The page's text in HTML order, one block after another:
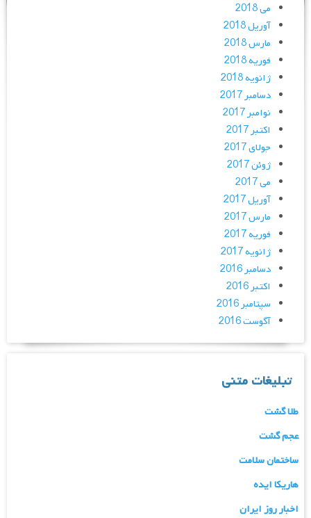
می 2018
آوریل 2018
مارس 2018
فوریه 2018
ژانویه 2018
دسامبر 2017
نوامبر 2017
اکتبر 2017
جولای 2017
ژوئن 2017
می 2017
آوریل 2017
مارس 2017
فوریه 2017
ژانویه 2017
دسامبر 2016
اکتبر 2016
سپتامبر 2016
آگوست 2016
تبلیغات متنی
طلا گشت
عجم گشت
ساختمان سلامت
هاریکا ایده
اخبار روز ایران